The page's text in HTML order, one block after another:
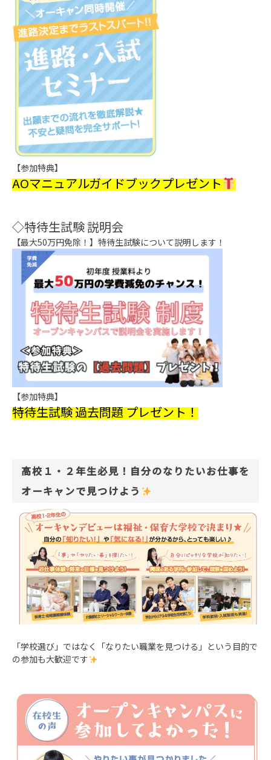
【参加特典】
AOマニュアルガイドブックプレゼント
◇特待生試験 説明会
【最大50万円免除！】特待生試験について説明します！
【参加特典】
特待生試験 過去問題 プレゼント！
高校１・２年生必見！自分のなりたいお仕事を
オーキャンで見つけよう
「学校選び」ではなく「なりたい職業を見つける」という目的で
の参加も大歓迎です